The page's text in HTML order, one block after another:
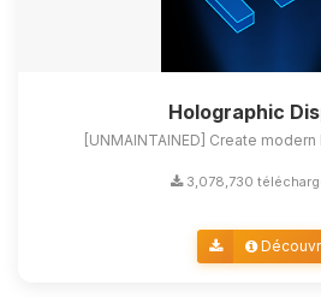
Holographic
[UNMAINTAINED] Create
3,078,730